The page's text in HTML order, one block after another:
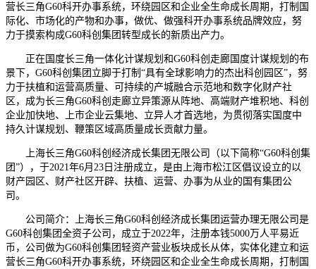
营长三角G60科开办事系统，环绕园区和企业全生命成长周期，打制国
际化、市场化的产物和办事，做优、做强科开办事系统品牌效应，努
力于摸索构成G60科创集团转型成长的新质出产力。
正在国度长三角一体化计谋规划和G60科创走廊国度计谋规划的布
景下，G60科创集团立脚于打制“具有全球影响力的杰出科创园区”，努
力于扶植和运营高质量、可持续的产城融合示范地和数字化财产社
区，成为长三角G60科创走廊立异策源从阵地、高端财产堆积地、科创
企业加快地、上市企业云集地、立异人才首选地，为贯彻落实国度中
持久计谋规划、鞭策区域高质量成长贡献力量。
上海长三角G60科创经济成长集团无限公司（以下简称“G60科创集
团”），于2021年6月23日注册成立，是由上海市松江区倡议设立的以
财产园区、财产社区开辟、扶植、运营、办事为从业的国有集团公
司。
公司简介：上海长三角G60科创经济成长集团运营办理无限公司是
G60科创集团全资子公司，成立于2022年，注册本钱5000万人平易近
币，公司做为G60科创集团轻资产营业板块成长从体，实体化建立和运
营长三角G60科开办事系统，环绕园区和企业全生命成长周期，打制国